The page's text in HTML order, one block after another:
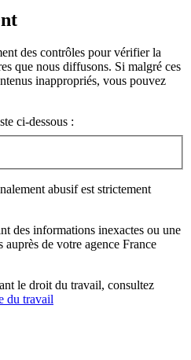
des contrôles pour vérifier la
que nous diffusons. Si malgré ces
inappropriés, vous pouvez
ci-dessous :
abusif est strictement
des informations inexactes ou une
auprès de votre agence France
le droit du travail, consultez
du travail